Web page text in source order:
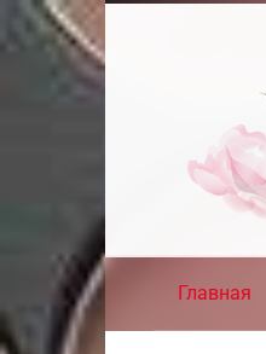
Перейти
к
контенту
Главная